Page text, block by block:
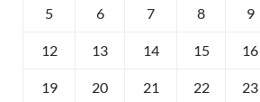
5 6 7 8 9
12 13 14 15 16
19 20 21 22 23